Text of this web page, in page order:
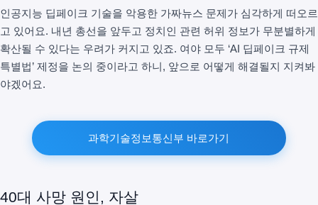
인공지능 딥페이크 기술을 악용한 가짜뉴스 문제가 심각하게 떠오르
고 있어요. 내년 총선을 앞두고 정치인 관련 허위 정보가 무분별하게
확산될 수 있다는 우려가 커지고 있죠. 여야 모두 ‘AI 딥페이크 규제
특별법’ 제정을 논의 중이라고 하니, 앞으로 어떻게 해결될지 지켜봐
야겠어요.
과학기술정보통신부 바로가기
40대 사망 원인, 자살